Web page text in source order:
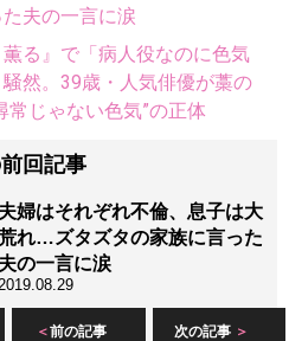
夫の一言に涙
る』で「病人役なのに色気
然。39歳・人気俳優が藁の
常じゃない色気”の正体
回記事
夫婦はそれぞれ不倫、息子は大
れ…ズタズタの家族に言った
夫の一言に涙
前の記事 次の記事